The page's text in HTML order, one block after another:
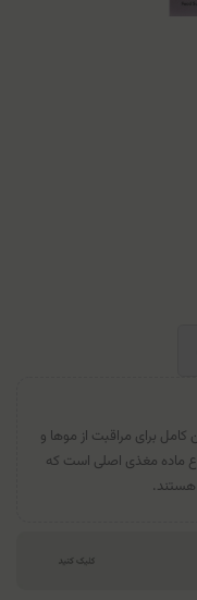
برای مراقبت از موها و
شماست. این محصول حاوی 24 نوع ماده مغذی اصلی است که
هستند.